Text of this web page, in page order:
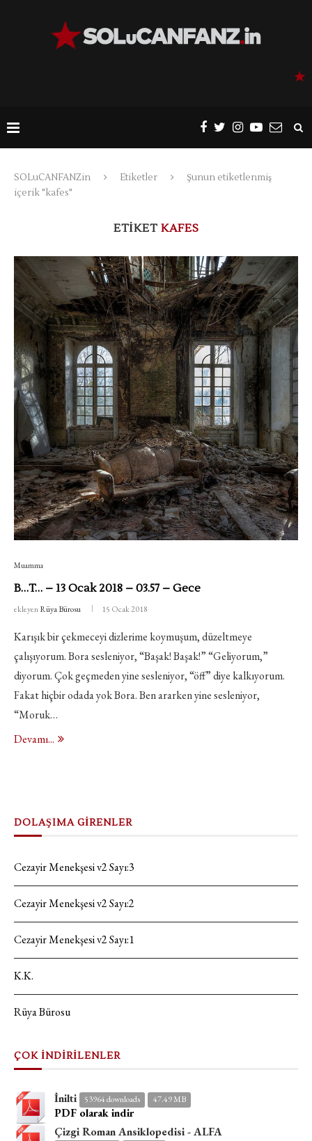
SOLuCANFANZin Etiketler
Şunun etiketlenmiş
içerik "kafes"
ETIKET KAFES
Muamma
B…T… – 13 Ocak 2018 – 03.57 – Gece
ekleyenRüya Bürosu 15 Ocak 2018
Karışık bir çekmeceyi dizlerime koymuşum, düzeltmeye
çalışıyorum. Bora sesleniyor, “Başak! Başak!” “Geliyorum,”
diyorum. Çok geçmeden yine sesleniyor, “öff” diye kalkıyorum.
Fakat hiçbir odada yok Bora. Ben ararken yine sesleniyor,
“Moruk…
Devamı...
DOLAŞIMA GİRENLER
Cezayir Menekşesi v2 Sayı:3
Cezayir Menekşesi v2 Sayı:2
Cezayir Menekşesi v2 Sayı:1
K.K.
Rüya Bürosu
ÇOK İNDİRİLENLER
İnilti 53964 downloads 47.49 MB
PDF olarak indir
Çizgi Roman Ansiklopedisi - ALFA